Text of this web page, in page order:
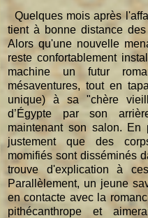
Quelques mois après
tient à bonne distance
Alors qu'une nouvelle
reste confortablement
machine un futur
mésaventures, tout en
unique) à sa "chère
d’Égypte par son
maintenant son salon.
justement que des
momifiés sont disséminés
trouve d'explication à
Parallèlement, un jeune
en contacte avec la
pithécanthrope et